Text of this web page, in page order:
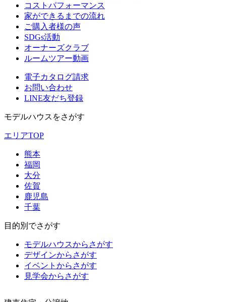
コストパフォーマンス
家ができるまでの流れ
ご購入者様の声
SDGs活動
オーナーズクラブ
ルームツアー動画
電子カタログ請求
お問い合わせ
LINE友だち登録
モデルハウスをさがす
エリアTOP
熊本
福岡
大分
佐賀
鹿児島
千葉
目的別でさがす
モデルハウスからさがす
デザインからさがす
イベントからさがす
見学会からさがす